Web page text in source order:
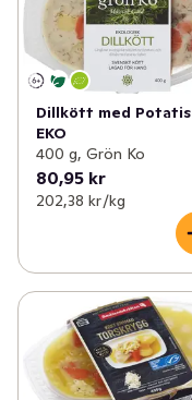
Dillkött med Potatis
EKO
400 g, Grön Ko
80,95 kr
202,38 kr /kg